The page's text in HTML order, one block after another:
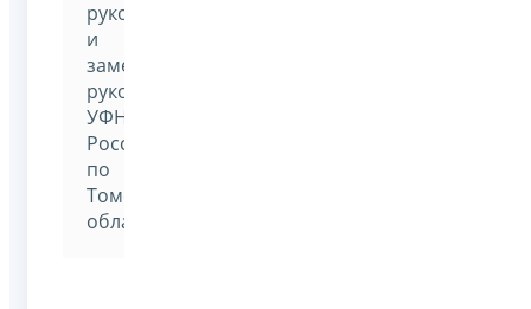
руководителем
и
заместителями
руководителя
УФНС
России
по
Томской
области